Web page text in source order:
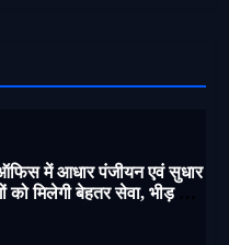
में आधार पंजीयन एवं सुधार
को मिलेगी बेहतर सेवा, भीड़ से